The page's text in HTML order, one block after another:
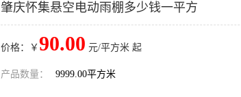
肇庆怀集悬空电动雨棚多少钱一平方
价格：￥ 90.00 元/平方米 起
产品数量： 9999.00平方米